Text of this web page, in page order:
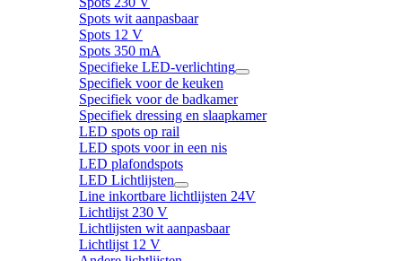
Spots wit aanpasbaar
Spots 12 V
Spots 350 mA
Specifieke LED-verlichting
Specifiek voor de keuken
Specifiek voor de badkamer
Specifiek dressing en slaapkamer
LED spots op rail
LED spots voor in een nis
LED plafondspots
LED Lichtlijsten
Line inkortbare lichtlijsten 24V
Lichtlijst 230 V
Lichtlijsten wit aanpasbaar
Lichtlijst 12 V